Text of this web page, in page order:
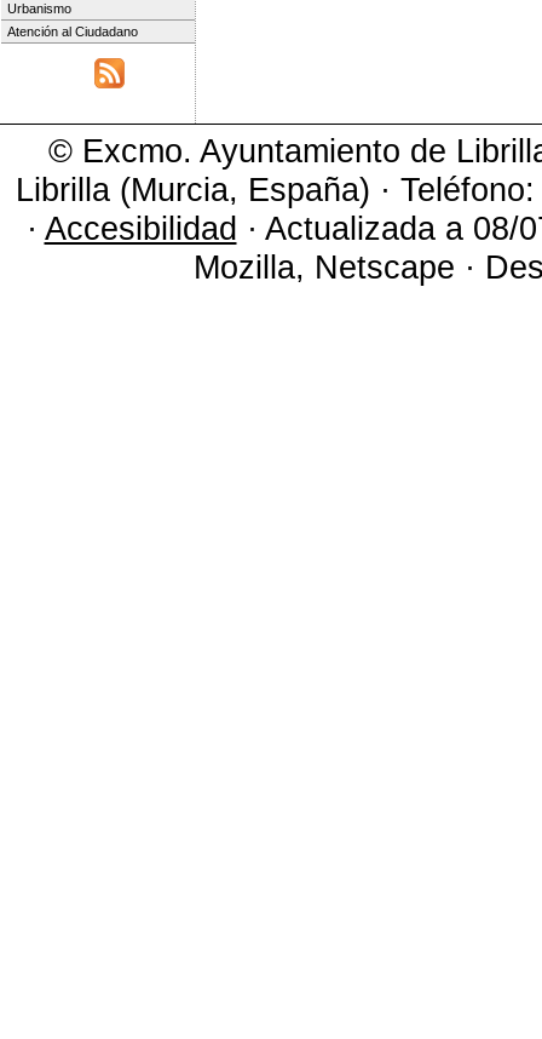
Urbanismo
Atención al Ciudadano
© Excmo. Ayuntamiento de
Librilla (Murcia, España) ·
· Accesibilidad · Actualizada a 08/
Mozilla, Netscape ·